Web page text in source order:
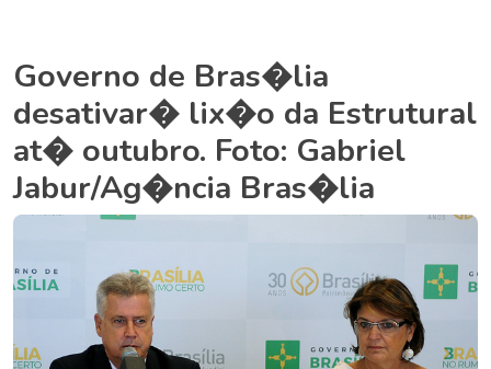
Governo de Bras�lia
desativar� lix�o da Estrutural
at� outubro. Foto: Gabriel
Jabur/Ag�ncia Bras�lia